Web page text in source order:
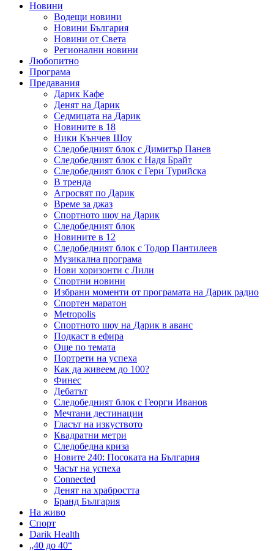
Новини
Водещи новини
Новини България
Новини от Света
Регионални новини
Любопитно
Програма
Предавания
Дарик Кафе
Денят на Дарик
Седмицата на Дарик
Новините в 18
Ники Кънчев Шоу
Следобедният блок с Димитър Панев
Следобедният блок с Надя Брайт
Следобедният блок с Гери Турийска
В тренда
Агросвят по Дарик
Време за джаз
Спортното шоу на Дарик
Следобедният блок
Новините в 12
Следобедният блок с Тодор Пантилеев
Музикална програма
Нови хоризонти с Лили
Спортни новини
Избрани моменти от програмата на Дарик радио
Спортен маратон
Metropolis
Спортното шоу на Дарик в аванс
Подкаст в ефира
Още по темата
Портрети на успеха
Как да живеем до 100?
Финес
Дебатът
Следобедният блок с Георги Иванов
Мечтани дестинации
Гласът на изкуството
Квадратни метри
Следобедна криза
Новите 240: Посоката на България
Часът на успеха
Connected
Денят на храбростта
Бранд България
На живо
Спорт
Darik Health
„40 до 40“